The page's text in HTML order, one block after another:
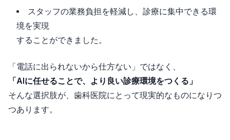
スタッフの業務負担を軽減し、診療に集中できる環
境を実現
することができました。
「電話に出られないから仕方ない」ではなく、
「AIに任せることで、より良い診療環境をつくる」
そんな選択肢が、歯科医院にとって現実的なものになりつ
つあります。